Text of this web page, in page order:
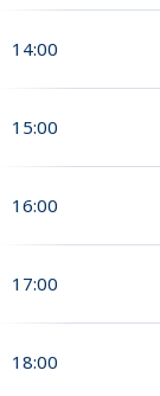
14:00
15:00
16:00
17:00
18:00